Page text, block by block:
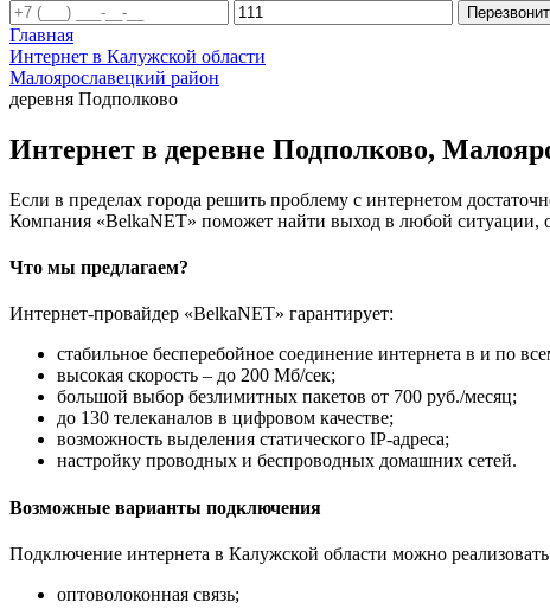
Главная
Интернет в Калужской области
Малоярославецкий район
деревня Подполково
Интернет в деревне Подполково,
Если в пределах города решить проблему с интернетом
Компания «BelkaNET» поможет найти выход в любой ситуации,
Что мы предлагаем?
Интернет-провайдер «BelkaNET» гарантирует:
стабильное бесперебойное соединение интернета в и по
высокая скорость – до 200 Мб/сек;
большой выбор безлимитных пакетов от 700 руб./месяц;
до 130 телеканалов в цифровом качестве;
возможность выделения статического IP-адреса;
настройку проводных и беспроводных домашних сетей.
Возможные варианты подключения
Подключение интернета в Калужской области можно
оптоволоконная связь;